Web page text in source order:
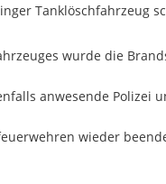
Tanklöschfahrzeug
wurde die
anwesende Polizei
wieder